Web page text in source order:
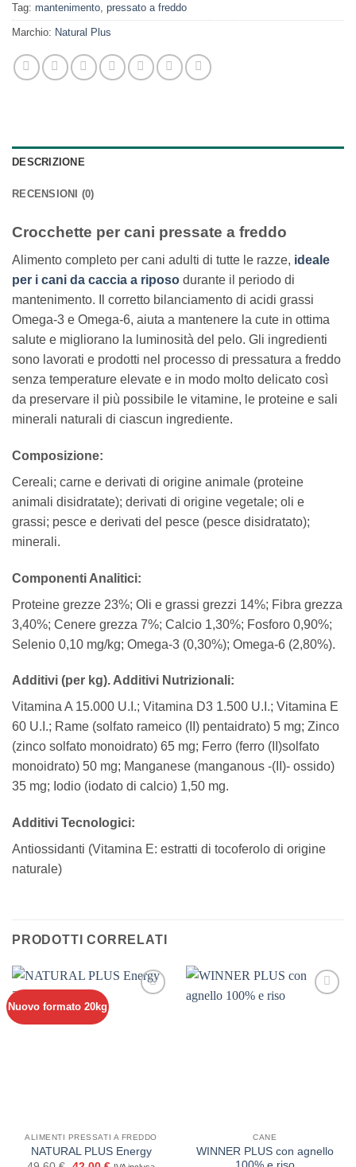
Tag: mantenimento pressato a freddo
Marchio: Natural Plus
DESCRIZIONE
RECENSIONI (0)
Crocchette per cani pressate a freddo
Alimento completo per cani adulti di tutte le razze, ideale
per i cani da caccia a riposo durante il periodo di
mantenimento. Il corretto bilanciamento di acidi grassi
Omega-3 e Omega-6, aiuta a mantenere la cute in ottima
salute e migliorano la luminosità del pelo. Gli ingredienti
sono lavorati e prodotti nel processo di pressatura a freddo
senza temperature elevate e in modo molto delicato così
da preservare il più possibile le vitamine, le proteine e sali
minerali naturali di ciascun ingrediente.
Composizione:
Cereali; carne e derivati di origine animale (proteine
animali disidratate); derivati di origine vegetale; oli e
grassi; pesce e derivati del pesce (pesce disidratato);
minerali.
Componenti Analitici:
Proteine grezze 23%; Oli e grassi grezzi 14%; Fibra grezza
3,40%; Cenere grezza 7%; Calcio 1,30%; Fosforo 0,90%;
Selenio 0,10 mg/kg; Omega-3 (0,30%); Omega-6 (2,80%).
Additivi (per kg). Additivi Nutrizionali:
Vitamina A 15.000 U.I.; Vitamina D3 1.500 U.I.; Vitamina E
60 U.I.; Rame (solfato rameico (II) pentaidrato) 5 mg; Zinco
(zinco solfato monoidrato) 65 mg; Ferro (ferro (II)solfato
monoidrato) 50 mg; Manganese (manganous -(II)- ossido)
35 mg; Iodio (iodato di calcio) 1,50 mg.
Additivi Tecnologici:
Antiossidanti (Vitamina E: estratti di tocoferolo di origine
naturale)
PRODOTTI CORRELATI
Nuovo formato 20kg
ALIMENTI PRESSATI A FREDDO
NATURAL PLUS Energy
CANE
WINNER PLUS con agnello